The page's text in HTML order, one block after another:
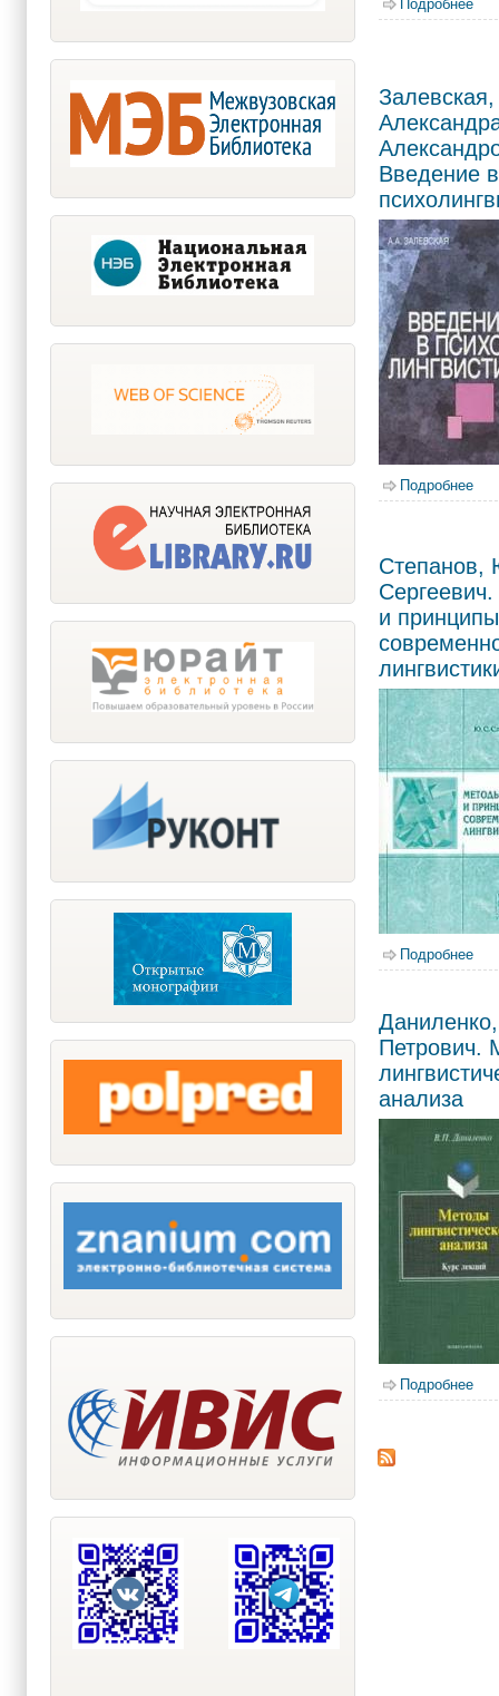
Подробнее
Залевская,
Введение в
Подробнее
Степанов,
и принципы
Подробнее
Петрович.
анализа
Подробнее